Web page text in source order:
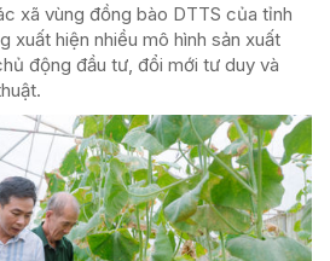
xã vùng đồng bào DTTS của tỉnh
xuất hiện nhiều mô hình sản xuất
động đầu tư, đổi mới tư duy và